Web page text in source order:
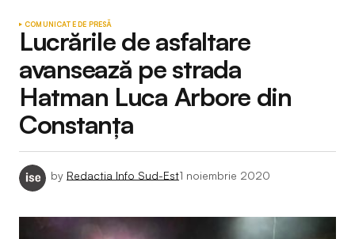
COMUNICATE DE PRESĂ
Lucrările de asfaltare
avansează pe strada
Hatman Luca Arbore din
Constanța
by Redactia Info Sud-Est1 noiembrie 2020